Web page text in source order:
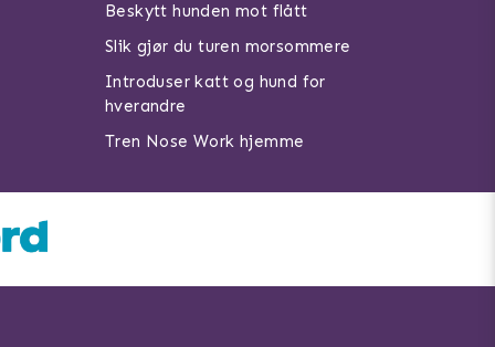
Beskytt hunden mot flått
Slik gjør du turen morsommere
Introduser katt og hund for
hverandre
Tren Nose Work hjemme